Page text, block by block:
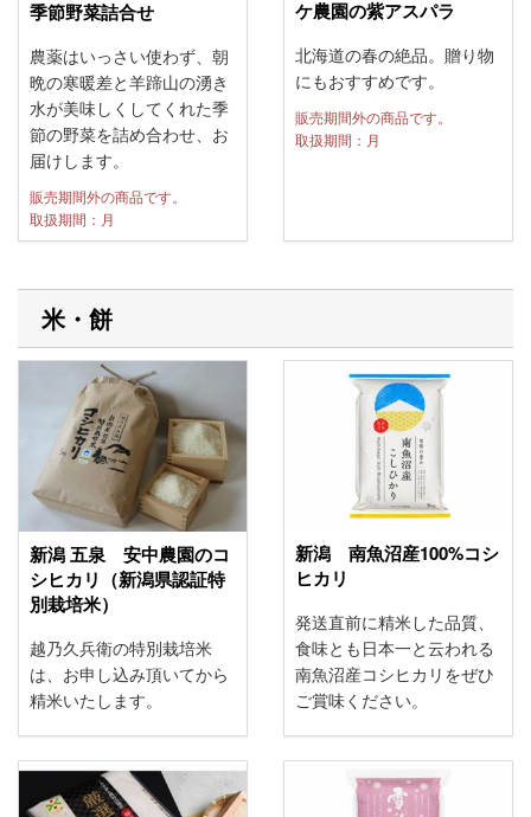
季節野菜詰合せ
農薬はいっさい使わず、朝
晩の寒暖差と羊蹄山の湧き
水が美味しくしてくれた季
節の野菜を詰め合わせ、お
届けします。
販売期間外の商品です。
取扱期間：月
ケ農園の紫アスパラ
北海道の春の絶品。贈り物
にもおすすめです。
販売期間外の商品です。
取扱期間：月
米・餅
新潟 五泉 安中農園のコ
シヒカリ（新潟県認証特
別栽培米）
越乃久兵衛の特別栽培米
は、お申し込み頂いてから
精米いたします。
新潟 南魚沼産100%コシ
ヒカリ
発送直前に精米した品質、
食味とも日本一と云われる
南魚沼産コシヒカリをぜひ
ご賞味ください。